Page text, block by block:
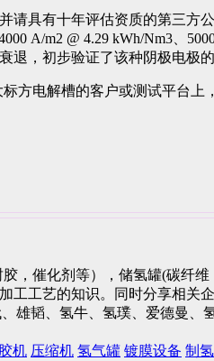
请具有十年评估资质的第三方
A/m2 @ 4.29 kWh/Nm3、
退，初步验证了该种阴极电极的
方电解槽的客户或测试平台上
，催化剂等），储氢罐(碳纤
工工艺的知识。同时分享相关
雄韬、氢牛、氢璞、爱德曼、
机 压缩机 氢气罐 镀膜设备 制氢